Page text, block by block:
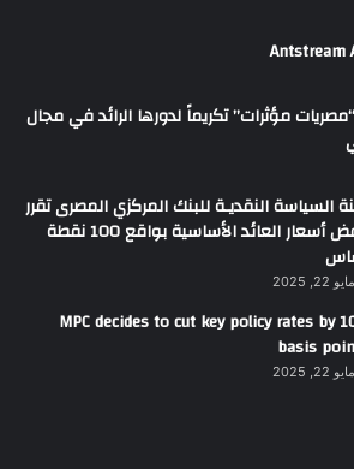
مؤثرات” تكريماً لدورها الرائد في مجال
السياسة النقديـة للبنك المركزي المصرى تقرر
خفض أسعار العائد الأساسية بواقع 100 نقطة
مايو 22, 2025
MPC decides to cut key policy rates by
basis
مايو 22, 2025